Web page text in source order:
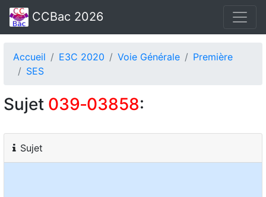
CCBac 2026
Accueil E3C 2020 Voie Générale
Première
SES
Sujet 039‑03858:
Sujet